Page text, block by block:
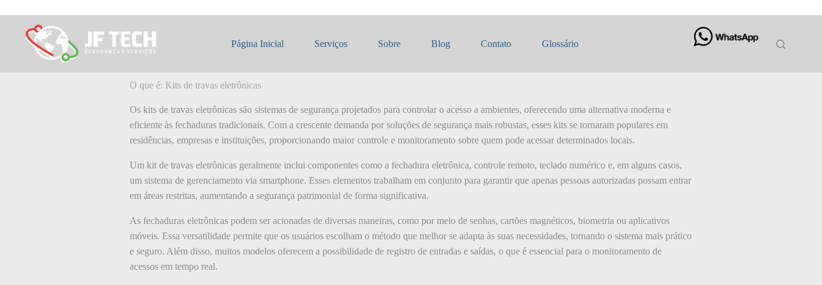
para
conteúdo
Página Inicial Serviços Sobre Blog Contato Glossário
O que é: Kits de travas eletrônicas
O que é: Kits de travas eletrônicas
Os kits de travas eletrônicas são sistemas de segurança projetados para controlar o acesso a ambientes, oferecendo uma alternativa moderna e
eficiente às fechaduras tradicionais. Com a crescente demanda por soluções de segurança mais robustas, esses kits se tornaram populares em
residências, empresas e instituições, proporcionando maior controle e monitoramento sobre quem pode acessar determinados locais.
Um kit de travas eletrônicas geralmente inclui componentes como a fechadura eletrônica, controle remoto, teclado numérico e, em alguns casos,
um sistema de gerenciamento via smartphone. Esses elementos trabalham em conjunto para garantir que apenas pessoas autorizadas possam entrar
em áreas restritas, aumentando a segurança patrimonial de forma significativa.
As fechaduras eletrônicas podem ser acionadas de diversas maneiras, como por meio de senhas, cartões magnéticos, biometria ou aplicativos
móveis. Essa versatilidade permite que os usuários escolham o método que melhor se adapta às suas necessidades, tornando o sistema mais prático
e seguro. Além disso, muitos modelos oferecem a possibilidade de registro de entradas e saídas, o que é essencial para o monitoramento de
acessos em tempo real.